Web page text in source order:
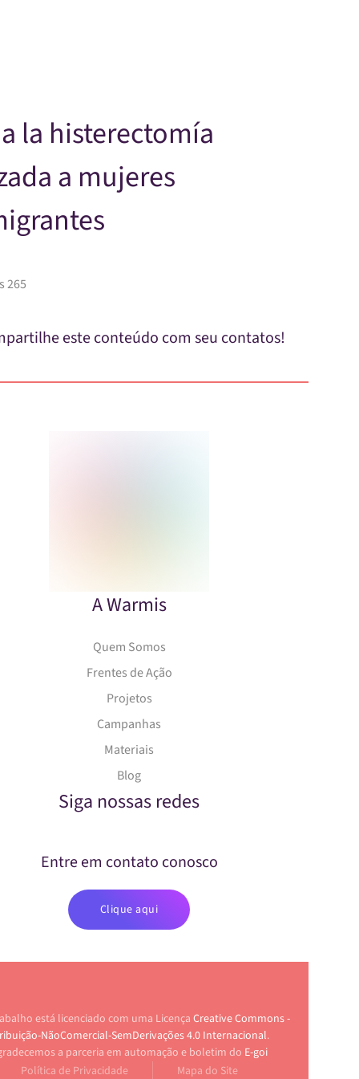
la histerectomía
a mujeres
265
este conteúdo com seu contatos!
A Warmis
Quem Somos
Frentes de Ação
Projetos
Campanhas
Materiais
Blog
Siga nossas redes
Entre em contato conosco
Clique aqui
está licenciado com uma Licença Creative Commons -
NãoComercial-SemDerivações 4.0 Internacional.
a parceria em automação e boletim do E-goi
Política de Privacidade
Mapa do Site